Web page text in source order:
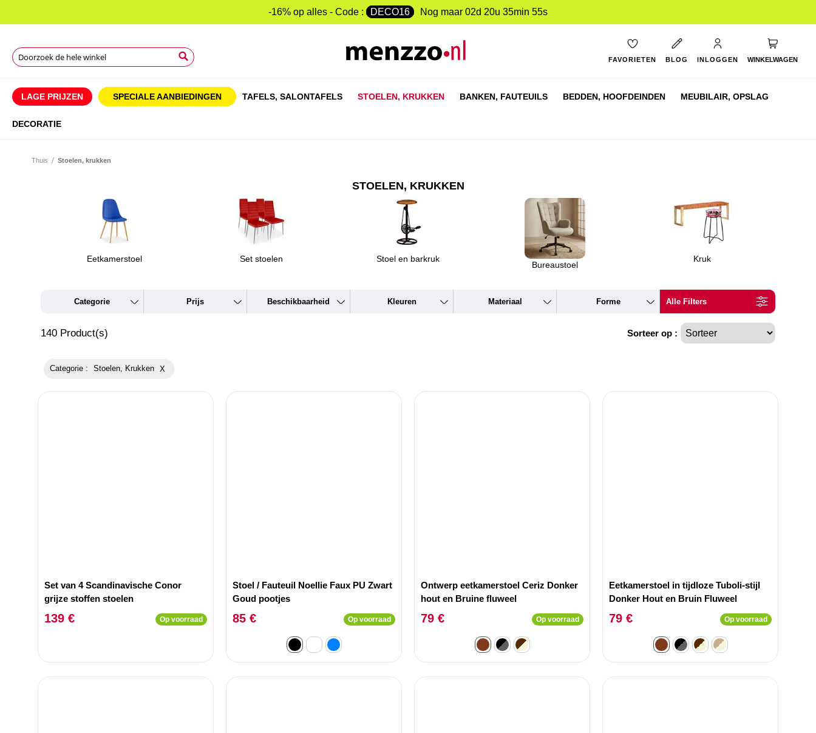
-16% op alles - Code : DECO16 Nog maar 02d 20u 35min 54s
Search
FAVORIETEN BLOG INLOGGEN WINKELWAGEN
LAGE PRIJZEN SPECIALE AANBIEDINGEN TAFELS, SALONTAFELS STOELEN, KRUKKEN BANKEN, FAUTEUILS BEDDEN, HOOFDEINDEN MEUBILAIR, OPSLAG
DECORATIE
Thuis Stoelen, krukken
STOELEN, KRUKKEN
Eetkamerstoel Set stoelen Stoel en barkruk
Bureaustoel
Kruk
Categorie Prijs Beschikbaarheid Kleuren Materiaal Forme Alle Filters
140 Product(s) Sorteer op :
Categorie : Stoelen, Krukken X
Set van 4 Scandinavische Conor
grijze stoffen stoelen
139 € Op voorraad
Stoel / Fauteuil Noellie Faux PU Zwart
Goud pootjes
85 € Op voorraad
Ontwerp eetkamerstoel Ceriz Donker
hout en Bruine fluweel
79 € Op voorraad
Eetkamerstoel in tijdloze Tuboli-stijl
Donker Hout en Bruin Fluweel
79 € Op voorraad